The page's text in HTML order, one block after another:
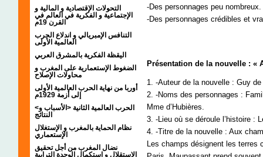
التحولات الإقتصادية و المالية و
الإجتماعية و الفكرية في العالم في
القرن 19م
التنافس الإمبريالي و اندلاع الحرب
العالمية الأولى
اليقظة الفكرية بالمشرق العربي
الضغوط الإستعمارية على المغرب و
محاولات الإصلاح
أوربا من نهاية الحرب العالمية الأولى
إلى أزمة 1929م
<الحرب العالمية الثانية <الأسباب و
النتائج
نظام الحماية بالمغرب و الإستغلال
الإستعماري
نضال المغرب من أجل تحقيق
الإستقلال و استكمال الوحدة الترابية
-Des personnages peu nombreux.
-Des personnages crédibles et
Présentation de la nouvelle : «
1. -Auteur de la nouvelle : Guy
2. -Noms des personnages :
Mme d’Hubières.
3. -Lieu où se déroule l’histoire :
4. -Titre de la nouvelle : Aux
Les champs désignent les